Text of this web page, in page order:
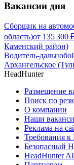
Вакансии дня
Сборщик на
область)от 135 300
Каменский район)
Водитель-
Архангельское
HeadHunter
Размещение
Поиск по
О компании
Наши
Реклама на
Требования
Безопасный
HeadHunter